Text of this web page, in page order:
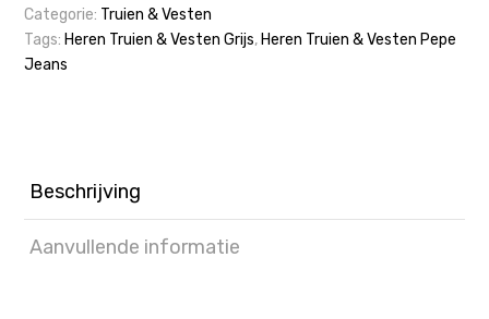
Categorie: Truien & Vesten
Tags: Heren Truien & Vesten Grijs, Heren Truien & Vesten Pepe
Jeans
Beschrijving
Aanvullende informatie